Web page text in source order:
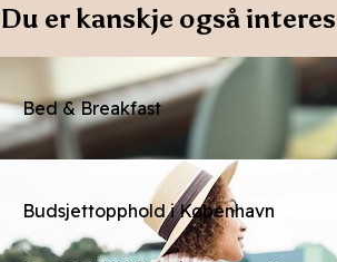
Du er kanskje også
Bed & Breakfast
Budsjettopphold i København